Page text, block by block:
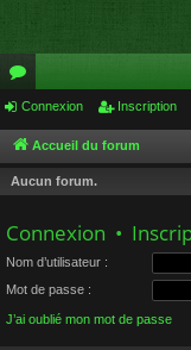
or
u
m
Connexion Inscription
Accueil du forum
Aucun forum.
Connexion •
Nom d’utilisateur :
Mot de passe :
J’ai oublié mon mot de passe